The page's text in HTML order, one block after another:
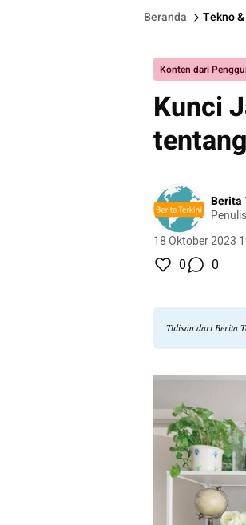
Beranda Tekno
Konten dari
Kunci
Berita
18 Oktober 2023
0 0
Tulisan dari Berita